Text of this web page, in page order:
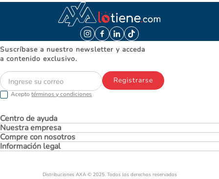
Suscríbase a nuestro newsletter y acceda
a contenido exclusivo.
Aceptotérminos y condiciones
Registrarse
Centro de ayuda
Nuestra empresa
Compre con nosotros
Información legal
Distribuciones AXA © 2025. Todos los derechos reservados